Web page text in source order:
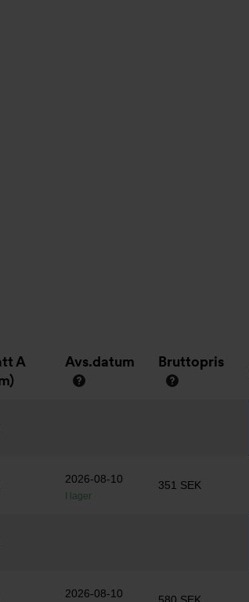
A
Avs.datum Bruttopris
2026-08-10
I lager
351 SEK
2026-08-10